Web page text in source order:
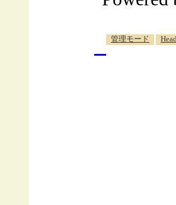
管理モード